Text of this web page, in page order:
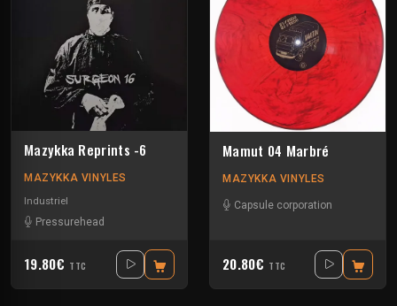
Mazykka Reprints -6
MAZYKKA VINYLES
Industriel
Pressurehead
19.80€ TTC
Mamut 04 Marbré
MAZYKKA VINYLES
Capsule corporation
20.80€ TTC